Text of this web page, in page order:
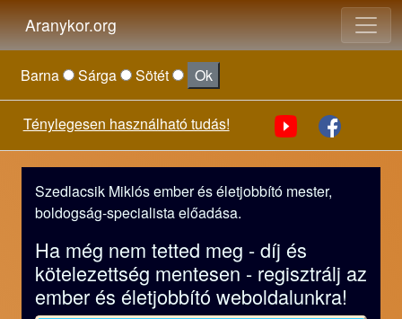
Aranykor.org
Barna Sárga Sötét Ok
Ténylegesen használható tudás!
Szedlacsik Miklós ember és életjobbító mester,
boldogság-specialista előadása.
Ha még nem tetted meg - díj és
kötelezettség mentesen - regisztrálj az
ember és életjobbító weboldalunkra!